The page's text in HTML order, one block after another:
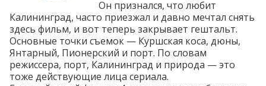
Он признался, что любит
Калининград, часто приезжал и давно мечтал снять
здесь фильм, и вот теперь закрывает гештальт.
Основные точки съемок — Куршская коса, дюны,
Янтарный, Пионерский и порт. По словам
режиссера, порт, Калининград и природа — это
тоже действующие лица сериала.